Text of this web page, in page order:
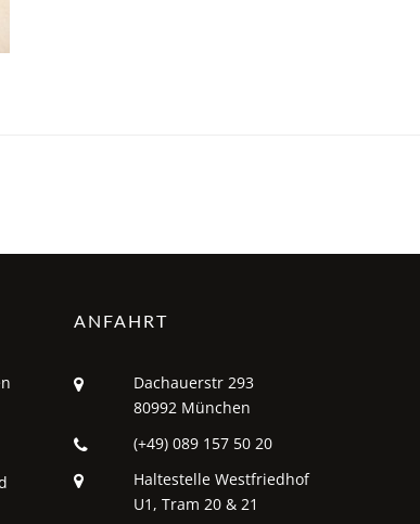
ANFAHRT
Dachauerstr 293
80992 München
(+49) 089 157 50 20
Haltestelle Westfriedhof
U1, Tram 20 & 21